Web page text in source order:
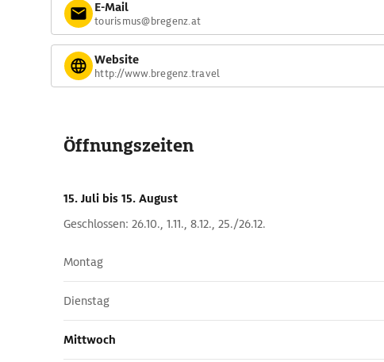
E-Mail
tourismus@bregenz.at
Website
http://www.bregenz.travel
Öffnungszeiten
15. Juli bis 15. August
Geschlossen: 26.10., 1.11., 8.12., 25./26.12.
Montag
Dienstag
Mittwoch